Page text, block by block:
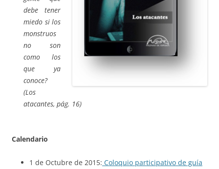
debe tener
miedo si los
monstruos
no son
como los
que ya
conoce?
(Los
atacantes, pág. 16)
Calendario
1 de Octubre de 2015: Coloquio participativo de guía